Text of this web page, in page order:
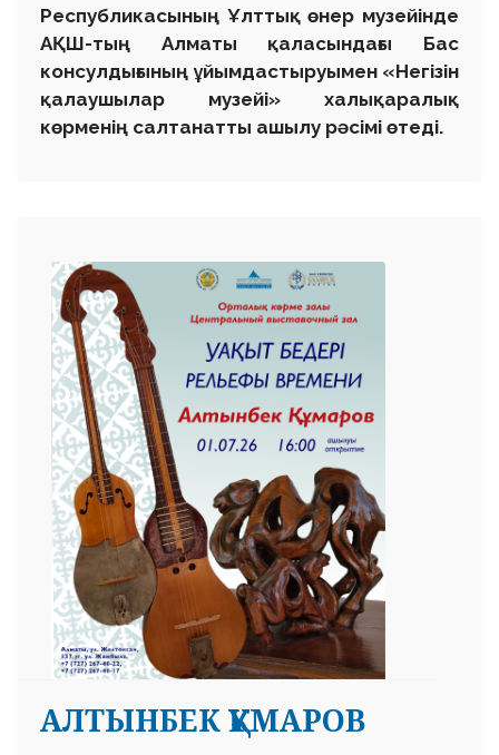
Республикасының Ұлттық өнер музейінде
АҚШ-тың Алматы қаласындағы Бас
консулдығының ұйымдастыруымен «Негізін
қалаушылар музейі» халықаралық
көрменің салтанатты ашылу рәсімі өтеді.
АЛТЫНБЕК ҚҰМАРОВ